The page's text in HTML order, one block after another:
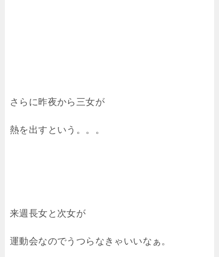
さらに昨夜から三女が
熱を出すという。。。
来週長女と次女が
運動会なのでうつらなきゃいいなぁ。